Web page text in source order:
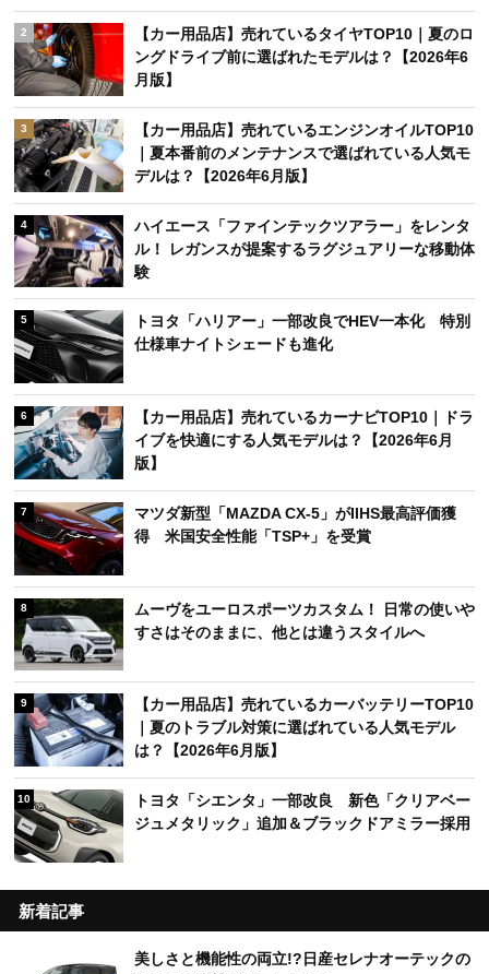
2
【カー用品店】売れているタイヤTOP10｜夏のロ
ングドライブ前に選ばれたモデルは？【2026年6
月版】
3
【カー用品店】売れているエンジンオイルTOP10
｜夏本番前のメンテナンスで選ばれている人気モ
デルは？【2026年6月版】
4
ハイエース「ファインテックツアラー」をレンタ
ル！ レガンスが提案するラグジュアリーな移動体
験
5
トヨタ「ハリアー」一部改良でHEV一本化 特別
仕様車ナイトシェードも進化
6
【カー用品店】売れているカーナビTOP10｜ドラ
イブを快適にする人気モデルは？【2026年6月
版】
7
マツダ新型「MAZDA CX-5」がIIHS最高評価獲
得 米国安全性能「TSP+」を受賞
8
ムーヴをユーロスポーツカスタム！ 日常の使いや
すさはそのままに、他とは違うスタイルへ
9
【カー用品店】売れているカーバッテリーTOP10
｜夏のトラブル対策に選ばれている人気モデル
は？【2026年6月版】
10
トヨタ「シエンタ」一部改良 新色「クリアベー
ジュメタリック」追加＆ブラックドアミラー採用
新着記事
美しさと機能性の両立!?日産セレナオーテックの